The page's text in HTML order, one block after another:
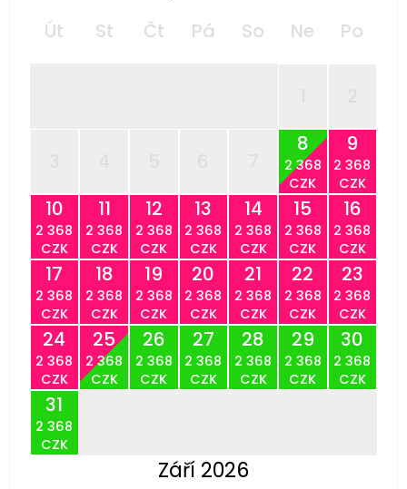
Út St Čt Pá So Ne Po
8
2 368
CZK
9
2 368
CZK
10
2 368
CZK
11
2 368
CZK
12
2 368
CZK
13
2 368
CZK
14
2 368
CZK
15
2 368
CZK
16
2 368
CZK
17
2 368
CZK
18
2 368
CZK
19
2 368
CZK
20
2 368
CZK
21
2 368
CZK
22
2 368
CZK
23
2 368
CZK
24
2 368
CZK
25
2 368
CZK
26
2 368
CZK
27
2 368
CZK
28
2 368
CZK
29
2 368
CZK
30
2 368
CZK
31
2 368
CZK
Září 2026